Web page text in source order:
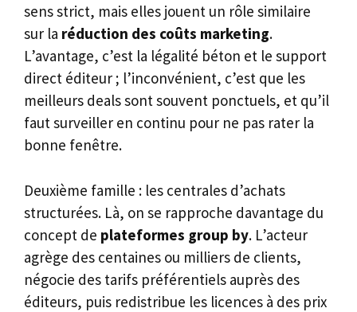
sens strict, mais elles jouent un rôle similaire
sur la réduction des coûts marketing.
L’avantage, c’est la légalité béton et le support
direct éditeur ; l’inconvénient, c’est que les
meilleurs deals sont souvent ponctuels, et qu’il
faut surveiller en continu pour ne pas rater la
bonne fenêtre.
Deuxième famille : les centrales d’achats
structurées. Là, on se rapproche davantage du
concept de plateformes group by. L’acteur
agrège des centaines ou milliers de clients,
négocie des tarifs préférentiels auprès des
éditeurs, puis redistribue les licences à des prix